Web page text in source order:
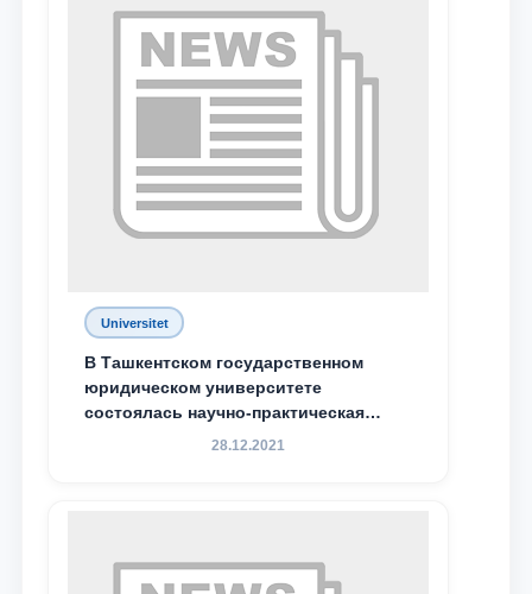
Ваше имя и фамилия
Почта
отправить
Universitet
В Ташкентском государственном
юридическом университете
состоялась научно-практическая
конференция магистрантов
28.12.2021